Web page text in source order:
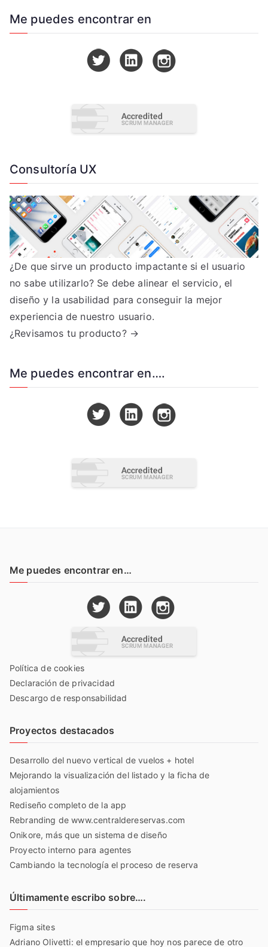
Me puedes encontrar en
Consultoría UX
¿De que sirve un producto impactante si el usuario
no sabe utilizarlo? Se debe alinear el servicio, el
diseño y la usabilidad para conseguir la mejor
experiencia de nuestro usuario.
¿Revisamos tu producto? →
Me puedes encontrar en….
Me puedes encontrar en…
Política de cookies
Declaración de privacidad
Descargo de responsabilidad
Proyectos destacados
Desarrollo del nuevo vertical de vuelos + hotel
Mejorando la visualización del listado y la ficha de
alojamientos
Rediseño completo de la app
Rebranding de www.centraldereservas.com
Onikore, más que un sistema de diseño
Proyecto interno para agentes
Cambiando la tecnología el proceso de reserva
Últimamente escribo sobre….
Figma sites
Adriano Olivetti: el empresario que hoy nos parece de otro